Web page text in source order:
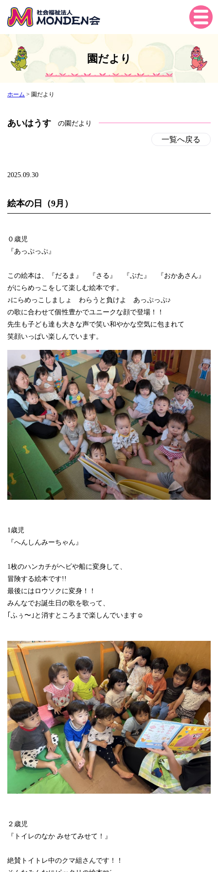
Tog
gle
gati
on
園だより
ホーム > 園だより
あいはうす の園だより
一覧へ戻る
2025.09.30
絵本の日（9月）
０歳児
『あっぷっぷ』
この絵本は、『だるま』 『さる』 『ぶた』 『おかあさん』
がにらめっこをして楽しむ絵本です。
♪にらめっこしましょ わらうと負けよ あっぷっぷ♪
の歌に合わせて個性豊かでユニークな顔で登場！！
先生も子ども達も大きな声で笑い和やかな空気に包まれて
笑顔いっぱい楽しんでいます。
1歳児
『へんしんみーちゃん』
1枚のハンカチがヘビや船に変身して、
冒険する絵本です!!
最後にはロウソクに変身！！
みんなでお誕生日の歌を歌って、
｢ふぅ〜｣と消すところまで楽しんでいます☺️
２歳児
『トイレのなか みせてみせて！』
絶賛トイトレ中のクマ組さんです！！